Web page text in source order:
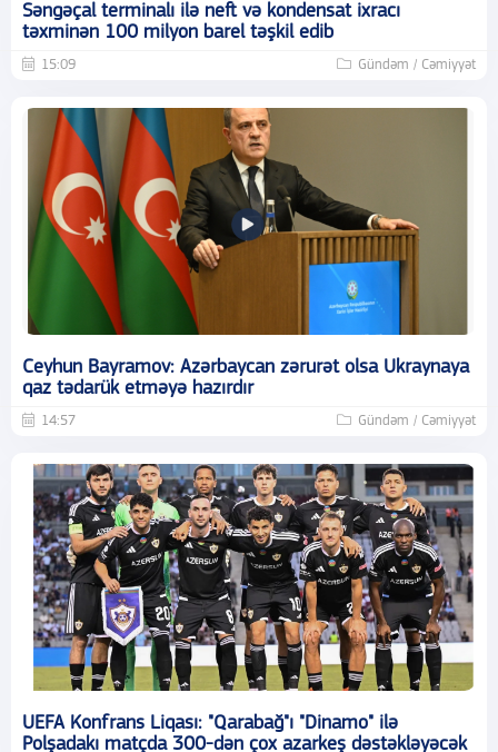
Səngəçal terminalı ilə neft və kondensat ixracı
təxminən 100 milyon barel təşkil edib
15:09 Gündəm / Cəmiyyət
Ceyhun Bayramov: Azərbaycan zərurət olsa Ukraynaya
qaz tədarük etməyə hazırdır
14:57 Gündəm / Cəmiyyət
UEFA Konfrans Liqası: "Qarabağ"ı "Dinamo" ilə
Polşadakı matçda 300-dən çox azarkeş dəstəkləyəcək